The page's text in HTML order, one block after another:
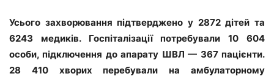
Усього захворювання підтверджено у 2872 дітей та
6243 медиків. Госпіталізації потребували 10 604
особи, підключення до апарату ШВЛ — 367 пацієнти.
28 410 хворих перебували на амбулаторному